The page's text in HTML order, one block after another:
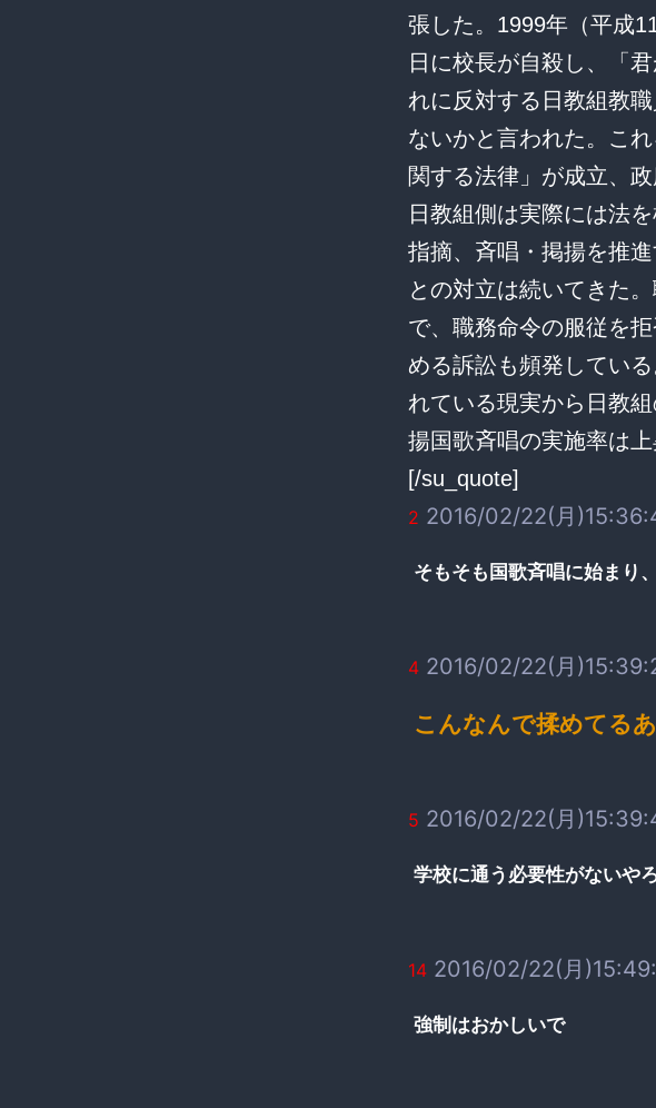
張した。1999年（平成
日に校長が自殺し、「
れに反対する日教組教
ないかと言われた。こ
関する法律」が成立、
日教組側は実際には法
指摘、斉唱・掲揚を推
との対立は続いてきた
で、職務命令の服従を
める訴訟も頻発してい
れている現実から日教
揚国歌斉唱の実施率は上
[/su_quote]
2 2016/02/22(月
そもそも国歌斉唱に始まり
4 2016/02/22(月
こんなんで揉めてる
5 2016/02/22(月
学校に通う必要性がないや
14 2016/02/22(月
強制はおかしいで